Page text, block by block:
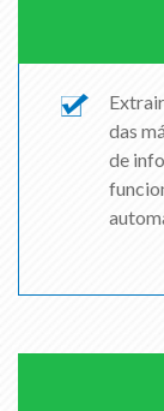
das
de